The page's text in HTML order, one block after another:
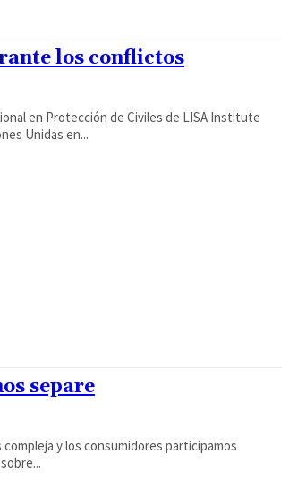
los conflictos
en Protección de Civiles de LISA Institute
Unidas en...
separe
y los consumidores participamos